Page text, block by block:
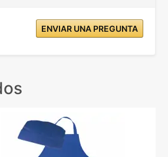
ENVIAR UNA PREGUNTA